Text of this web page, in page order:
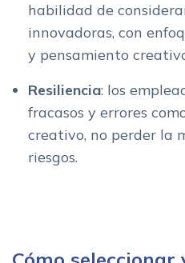
habilidad de
innovadoras, con
y pensamiento
Resiliencia: los
fracasos y errores
creativo, no perder la
riesgos.